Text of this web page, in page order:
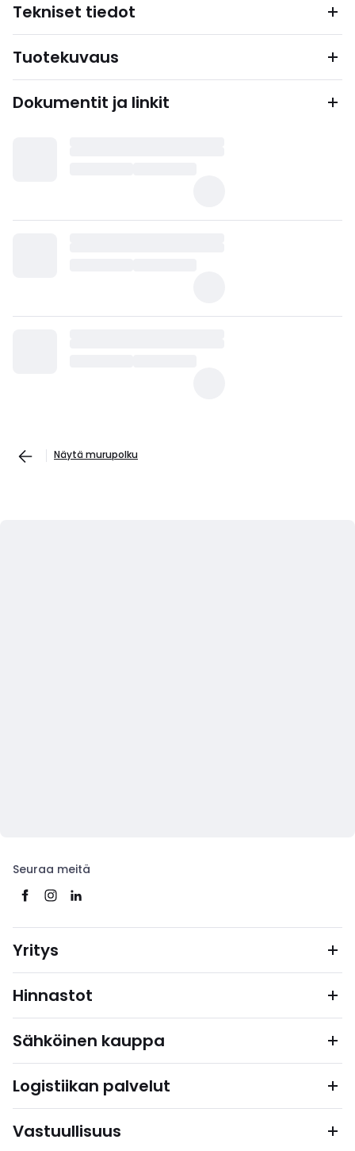
Tekniset tiedot
Tuotekuvaus
Dokumentit ja linkit
Näytä murupolku
Seuraa meitä
Yritys
Hinnastot
Sähköinen kauppa
Logistiikan palvelut
Vastuullisuus